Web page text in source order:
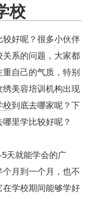
校
较好呢？很多小伙伴
系的问题，大家都
自己的气质，特别
美容培训机构出现
校到底去哪家呢？下
里学比较好呢？
5天就能学会的广
月到一个月，也不
学校期间能够学好